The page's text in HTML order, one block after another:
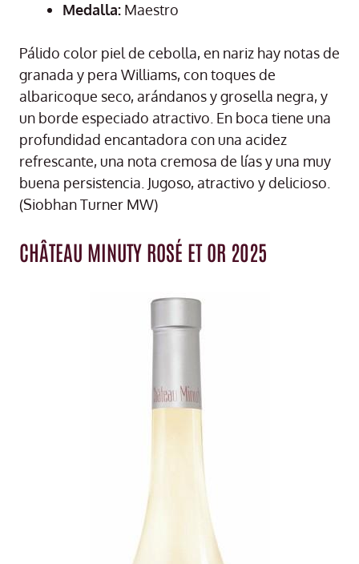
Medalla: Maestro
Pálido color piel de cebolla, en nariz hay notas de
granada y pera Williams, con toques de
albaricoque seco, arándanos y grosella negra, y
un borde especiado atractivo. En boca tiene una
profundidad encantadora con una acidez
refrescante, una nota cremosa de lías y una muy
buena persistencia. Jugoso, atractivo y delicioso.
(Siobhan Turner MW)
CHÂTEAU MINUTY ROSÉ ET OR 2025